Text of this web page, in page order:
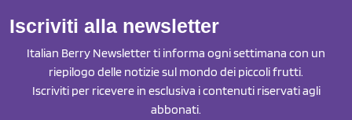
Iscriviti alla newsletter
Italian Berry Newsletter ti informa ogni settimana con un
riepilogo delle notizie sul mondo dei piccoli frutti.
Iscriviti per ricevere in esclusiva i contenuti riservati agli
abbonati.